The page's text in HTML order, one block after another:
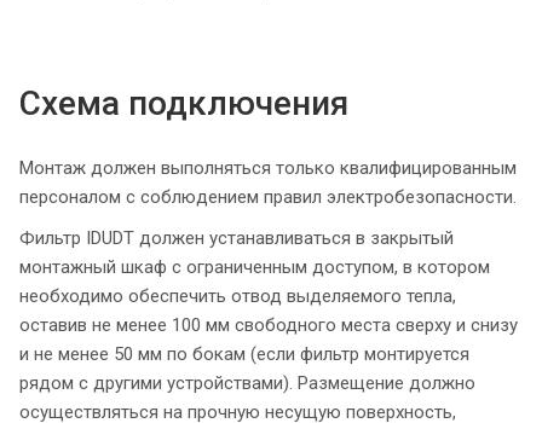
Схема подключения
Монтаж должен выполняться только квалифицированным
персоналом с соблюдением правил электробезопасности.
Фильтр IDUDT должен устанавливаться в закрытый
монтажный шкаф с ограниченным доступом, в котором
необходимо обеспечить отвод выделяемого тепла,
оставив не менее 100 мм свободного места сверху и снизу
и не менее 50 мм по бокам (если фильтр монтируется
рядом с другими устройствами). Размещение должно
осуществляться на прочную несущую поверхность,